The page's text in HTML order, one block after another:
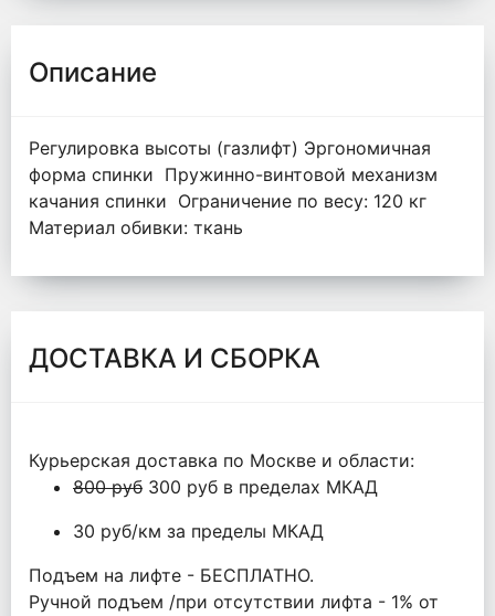
Описание
Регулировка высоты (газлифт) Эргономичная
форма спинки Пружинно-винтовой механизм
качания спинки Ограничение по весу: 120 кг
Материал обивки: ткань
ДОСТАВКА И СБОРКА
Курьерская доставка по Москве и области:
800 руб 300 руб в пределах МКАД
30 руб/км за пределы МКАД
Подъем на лифте - БЕСПЛАТНО.
Ручной подъем /при отсутствии лифта - 1% от